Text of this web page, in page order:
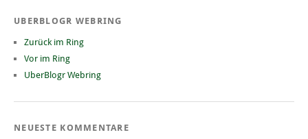
UBERBLOGR WEBRING
Zurück im Ring
Vor im Ring
UberBlogr Webring
NEUESTE KOMMENTARE